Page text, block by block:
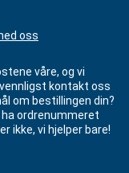
oss
våre, og vi
kontakt oss
om bestillingen din?
ha ordrenummeret
ikke, vi hjelper bare!